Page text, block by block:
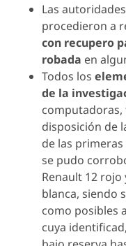
Las
procedieron a
con recupero
robada en
Todos los
de la
computadoras,
disposición de
de las
se pudo
Renault 12
blanca, siendo
como posibles
cuya